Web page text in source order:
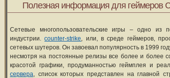
Полезная информация для геймеров
Сетевые многопользовательские игры – одно из
индустрии.counter-strike, или, в среде геймеров,
сетевых шутеров. Он завоевал популярность в 1999
несмотря на постоянные релизы все более и более
красотой графики, продуманностью геймплея и
сервера, список которых представлен на главной